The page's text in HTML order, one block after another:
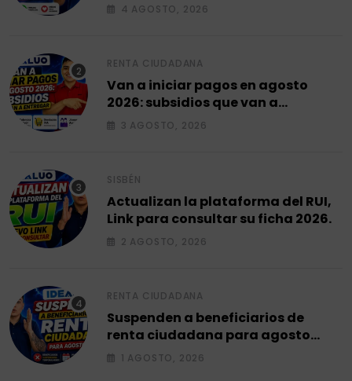
4 AGOSTO, 2026
RENTA CIUDADANA
Van a iniciar pagos en agosto
2026: subsidios que van a
entregar.
3 AGOSTO, 2026
SISBÉN
Actualizan la plataforma del RUI,
Link para consultar su ficha 2026.
2 AGOSTO, 2026
RENTA CIUDADANA
Suspenden a beneficiarios de
renta ciudadana para agosto
2026.
1 AGOSTO, 2026